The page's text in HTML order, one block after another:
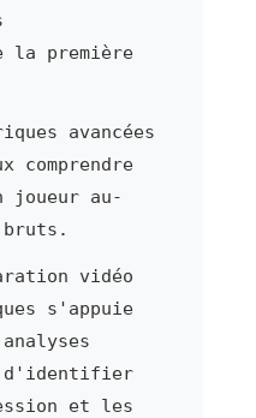
la première
avancées
comprendre
au-
vidéo
s'appuie
d'identifier
et les